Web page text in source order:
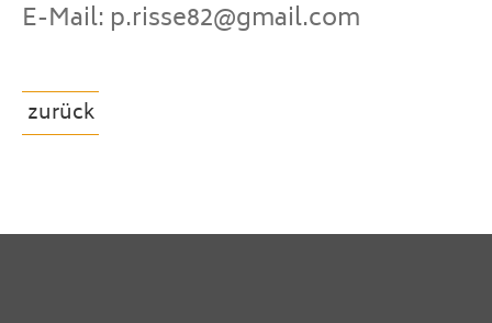
E-Mail: p.risse82@gmail.com
zurück